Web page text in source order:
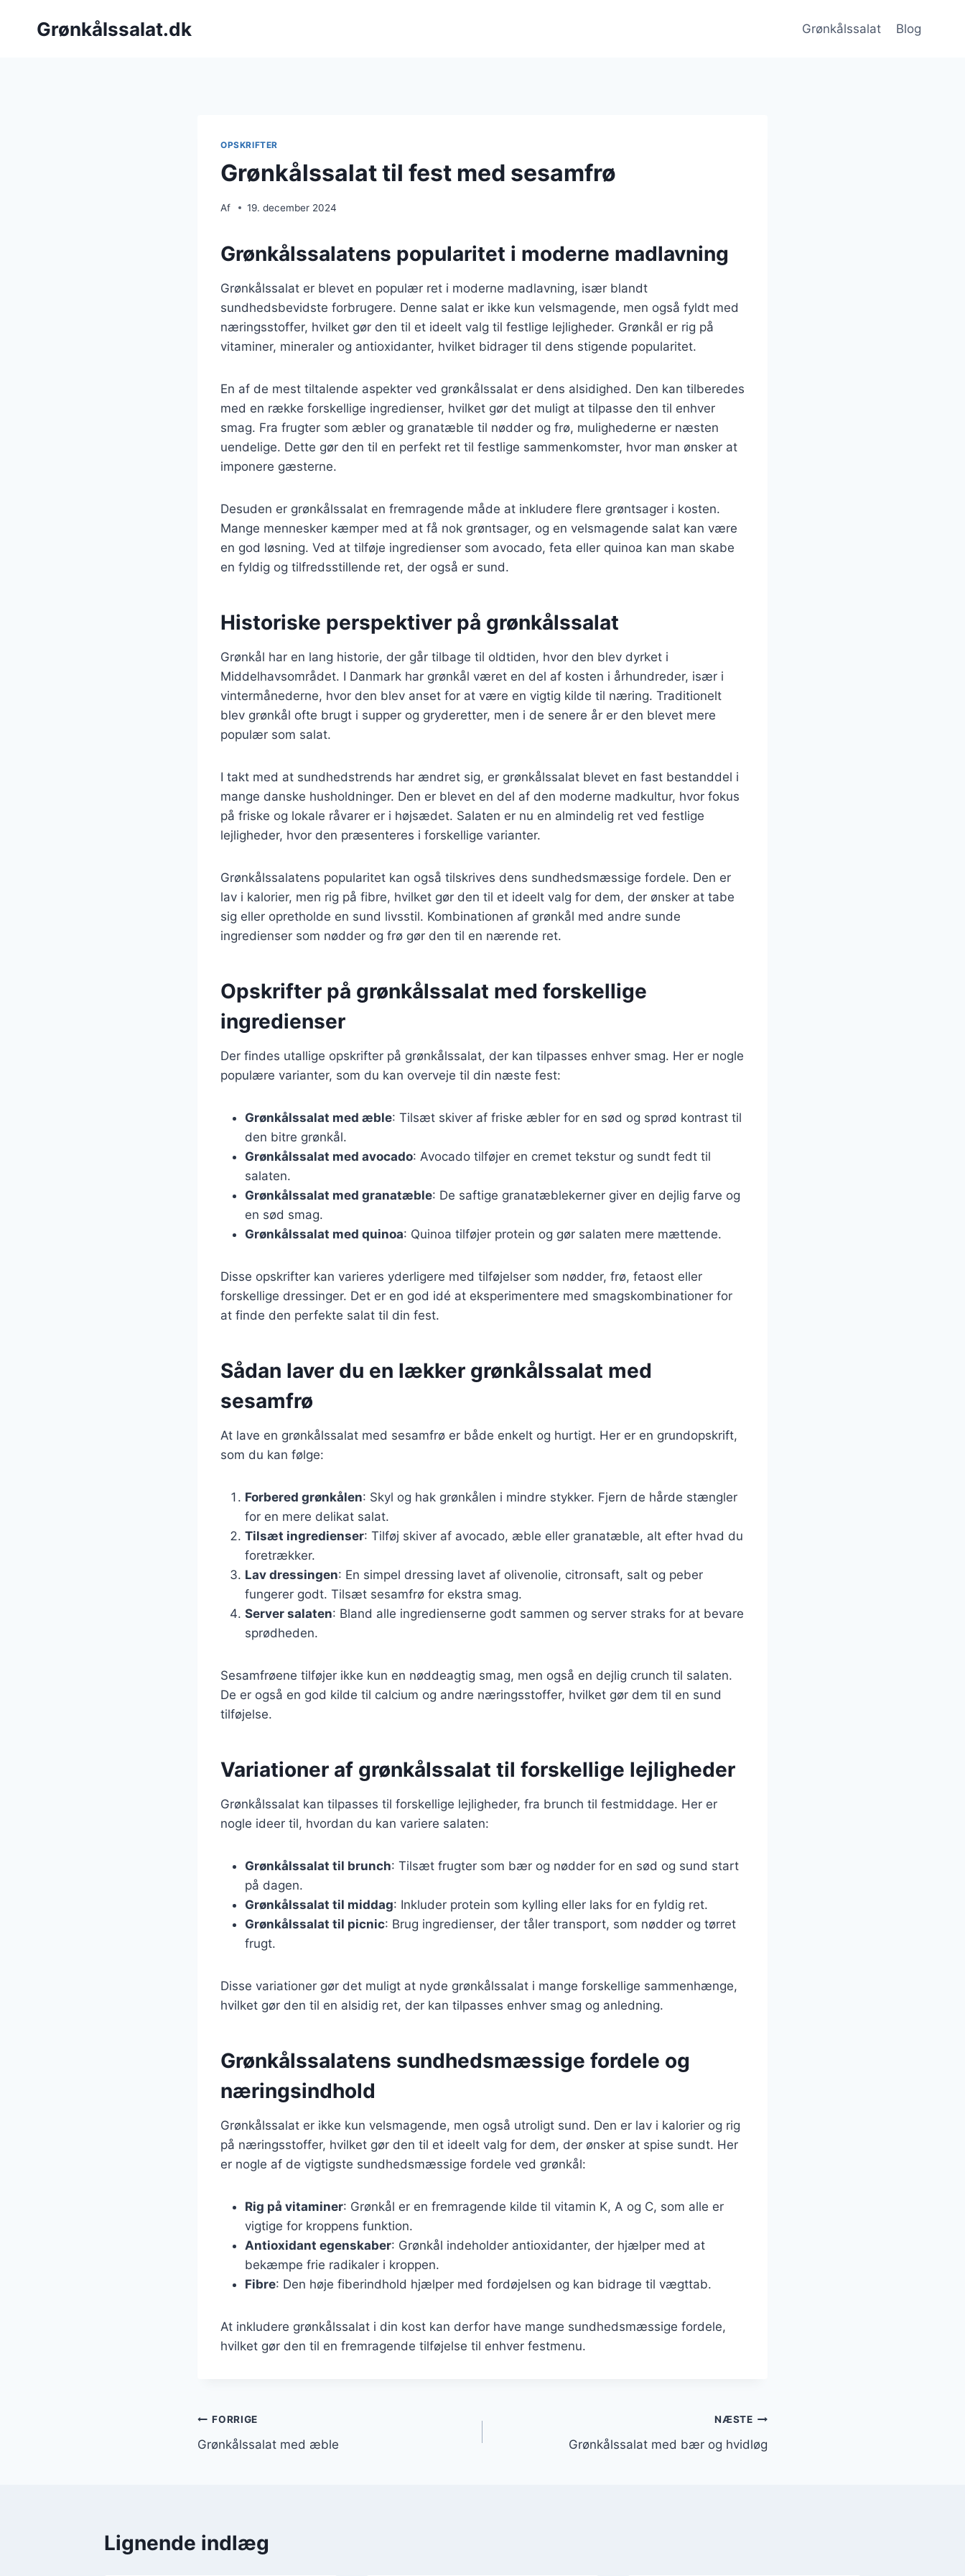
Grønkålssalat.dk Grønkålssalat Blog
OPSKRIFTER
Grønkålssalat til fest med sesamfrø
Af 19. december 2024
Grønkålssalatens popularitet i moderne madlavning
Grønkålssalat er blevet en populær ret i moderne madlavning, især blandt
sundhedsbevidste forbrugere. Denne salat er ikke kun velsmagende, men også fyldt med
næringsstoffer, hvilket gør den til et ideelt valg til festlige lejligheder. Grønkål er rig på
vitaminer, mineraler og antioxidanter, hvilket bidrager til dens stigende popularitet.
En af de mest tiltalende aspekter ved grønkålssalat er dens alsidighed. Den kan tilberedes
med en række forskellige ingredienser, hvilket gør det muligt at tilpasse den til enhver
smag. Fra frugter som æbler og granatæble til nødder og frø, mulighederne er næsten
uendelige. Dette gør den til en perfekt ret til festlige sammenkomster, hvor man ønsker at
imponere gæsterne.
Desuden er grønkålssalat en fremragende måde at inkludere flere grøntsager i kosten.
Mange mennesker kæmper med at få nok grøntsager, og en velsmagende salat kan være
en god løsning. Ved at tilføje ingredienser som avocado, feta eller quinoa kan man skabe
en fyldig og tilfredsstillende ret, der også er sund.
Historiske perspektiver på grønkålssalat
Grønkål har en lang historie, der går tilbage til oldtiden, hvor den blev dyrket i
Middelhavsområdet. I Danmark har grønkål været en del af kosten i århundreder, især i
vintermånederne, hvor den blev anset for at være en vigtig kilde til næring. Traditionelt
blev grønkål ofte brugt i supper og gryderetter, men i de senere år er den blevet mere
populær som salat.
I takt med at sundhedstrends har ændret sig, er grønkålssalat blevet en fast bestanddel i
mange danske husholdninger. Den er blevet en del af den moderne madkultur, hvor fokus
på friske og lokale råvarer er i højsædet. Salaten er nu en almindelig ret ved festlige
lejligheder, hvor den præsenteres i forskellige varianter.
Grønkålssalatens popularitet kan også tilskrives dens sundhedsmæssige fordele. Den er
lav i kalorier, men rig på fibre, hvilket gør den til et ideelt valg for dem, der ønsker at tabe
sig eller opretholde en sund livsstil. Kombinationen af grønkål med andre sunde
ingredienser som nødder og frø gør den til en nærende ret.
Opskrifter på grønkålssalat med forskellige
ingredienser
Der findes utallige opskrifter på grønkålssalat, der kan tilpasses enhver smag. Her er nogle
populære varianter, som du kan overveje til din næste fest:
Grønkålssalat med æble: Tilsæt skiver af friske æbler for en sød og sprød kontrast til
den bitre grønkål.
Grønkålssalat med avocado: Avocado tilføjer en cremet tekstur og sundt fedt til
salaten.
Grønkålssalat med granatæble: De saftige granatæblekerner giver en dejlig farve og
en sød smag.
Grønkålssalat med quinoa: Quinoa tilføjer protein og gør salaten mere mættende.
Disse opskrifter kan varieres yderligere med tilføjelser som nødder, frø, fetaost eller
forskellige dressinger. Det er en god idé at eksperimentere med smagskombinationer for
at finde den perfekte salat til din fest.
Sådan laver du en lækker grønkålssalat med
sesamfrø
At lave en grønkålssalat med sesamfrø er både enkelt og hurtigt. Her er en grundopskrift,
som du kan følge:
Forbered grønkålen: Skyl og hak grønkålen i mindre stykker. Fjern de hårde stængler
for en mere delikat salat.
Tilsæt ingredienser: Tilføj skiver af avocado, æble eller granatæble, alt efter hvad du
foretrækker.
Lav dressingen: En simpel dressing lavet af olivenolie, citronsaft, salt og peber
fungerer godt. Tilsæt sesamfrø for ekstra smag.
Server salaten: Bland alle ingredienserne godt sammen og server straks for at bevare
sprødheden.
Sesamfrøene tilføjer ikke kun en nøddeagtig smag, men også en dejlig crunch til salaten.
De er også en god kilde til calcium og andre næringsstoffer, hvilket gør dem til en sund
tilføjelse.
Variationer af grønkålssalat til forskellige lejligheder
Grønkålssalat kan tilpasses til forskellige lejligheder, fra brunch til festmiddage. Her er
nogle ideer til, hvordan du kan variere salaten:
Grønkålssalat til brunch: Tilsæt frugter som bær og nødder for en sød og sund start
på dagen.
Grønkålssalat til middag: Inkluder protein som kylling eller laks for en fyldig ret.
Grønkålssalat til picnic: Brug ingredienser, der tåler transport, som nødder og tørret
frugt.
Disse variationer gør det muligt at nyde grønkålssalat i mange forskellige sammenhænge,
hvilket gør den til en alsidig ret, der kan tilpasses enhver smag og anledning.
Grønkålssalatens sundhedsmæssige fordele og
næringsindhold
Grønkålssalat er ikke kun velsmagende, men også utroligt sund. Den er lav i kalorier og rig
på næringsstoffer, hvilket gør den til et ideelt valg for dem, der ønsker at spise sundt. Her
er nogle af de vigtigste sundhedsmæssige fordele ved grønkål:
Rig på vitaminer: Grønkål er en fremragende kilde til vitamin K, A og C, som alle er
vigtige for kroppens funktion.
Antioxidant egenskaber: Grønkål indeholder antioxidanter, der hjælper med at
bekæmpe frie radikaler i kroppen.
Fibre: Den høje fiberindhold hjælper med fordøjelsen og kan bidrage til vægttab.
At inkludere grønkålssalat i din kost kan derfor have mange sundhedsmæssige fordele,
hvilket gør den til en fremragende tilføjelse til enhver festmenu.
Indlægsnavigation
FORRIGE
Grønkålssalat med æble
NÆSTE
Grønkålssalat med bær og hvidløg
Lignende indlæg